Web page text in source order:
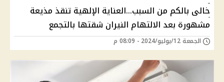
خالى بالكم من السبب...العناية الإلهية تنقذ مذيعة
مشهورة بعد الالتهام النيران شقتها بالتجمع
الجمعة 12/يوليو/2024 - 08:09 م